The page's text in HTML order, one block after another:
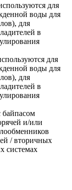
для
воды для
для
в
для
воды для
для
в
байпасом
и/или
/ вторичных
системах